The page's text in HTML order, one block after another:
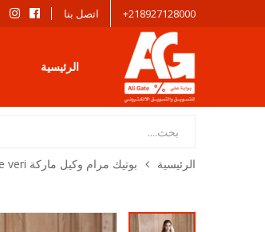
218927128000+ اتصل بنا
الرئيسية
Products
search
الرئيسية بوتيك مرام وكيل ماركة Dolce veri